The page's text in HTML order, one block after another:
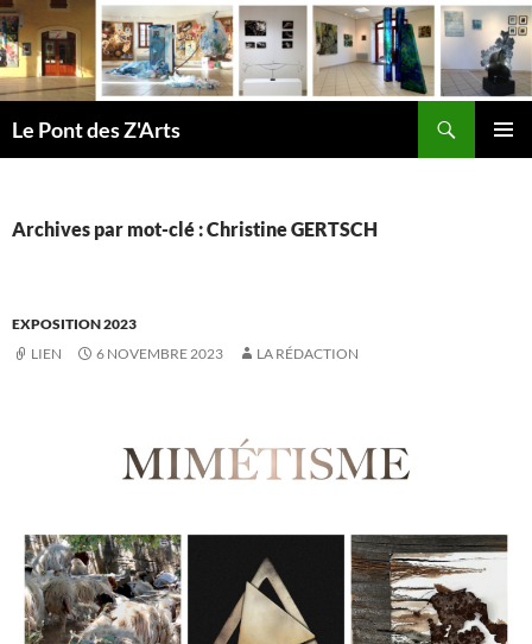
Aller
au
contenu
Le Pont des Z'Arts
Archives par mot-clé : Christine GERTSCH
EXPOSITION 2023
LIEN
6 NOVEMBRE 2023 LA RÉDACTION